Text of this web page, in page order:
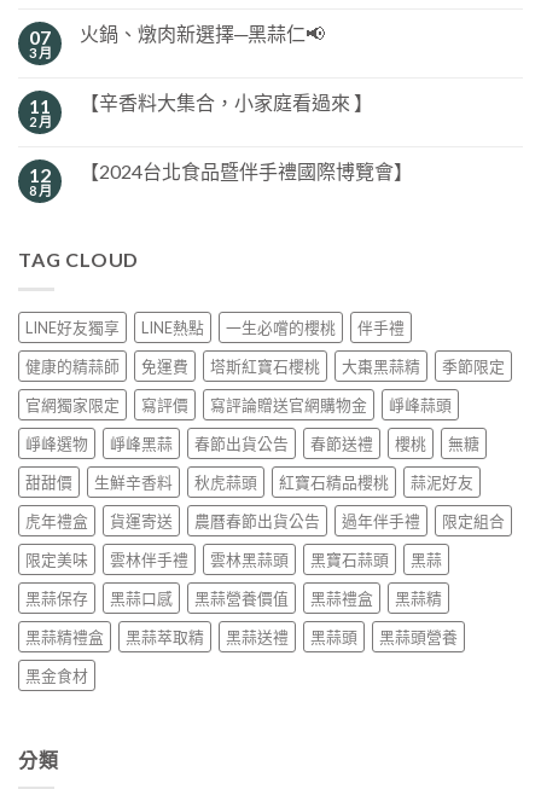
07
3 月
火鍋、燉肉新選擇─黑蒜仁📢
11
2 月
【辛香料大集合，小家庭看過來 】
12
8 月
【2024台北食品暨伴手禮國際博覽會】
TAG CLOUD
LINE好友獨享 LINE熱點 一生必嚐的櫻桃
伴手禮
健康的精蒜師
免運費 塔斯紅寶石櫻桃 大棗黑蒜精
季節限定
官網獨家限定
寫評價 寫評論贈送官網購物金
崢峰蒜頭
崢峰選物
崢峰黑蒜 春節出貨公告 春節送禮 櫻桃
無糖
甜甜價
生鮮辛香料 秋虎蒜頭 紅寶石精品櫻桃
蒜泥好友
虎年禮盒
貨運寄送 農曆春節出貨公告 過年伴手禮
限定組合
限定美味
雲林伴手禮 雲林黑蒜頭 黑寶石蒜頭
黑蒜
黑蒜保存
黑蒜口感 黑蒜營養價值 黑蒜禮盒
黑蒜精
黑蒜精禮盒
黑蒜萃取精 黑蒜送禮 黑蒜頭
黑蒜頭營養
黑金食材
分類